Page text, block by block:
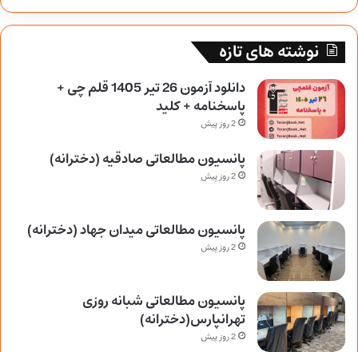
نوشته های تازه
دانلود آزمون 26 تیر 1405 قلم چی +
پاسخنامه + کلید
2 روز پیش
پانسیون مطالعاتی صادقیه (دخترانه)
2 روز پیش
پانسیون مطالعاتی میدان جهاد (دخترانه)
2 روز پیش
پانسیون مطالعاتی شبانه روزی
تهرانپارس(دخترانه)
2 روز پیش